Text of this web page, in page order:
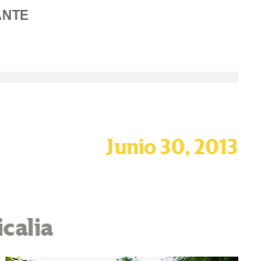
Junio 30, 2013